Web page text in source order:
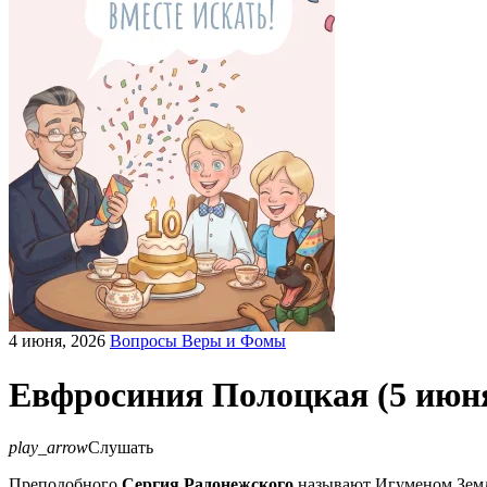
4 июня, 2026 Вопросы Веры и Фомы
Евфросиния Полоцкая (5
play_arrowСлушать